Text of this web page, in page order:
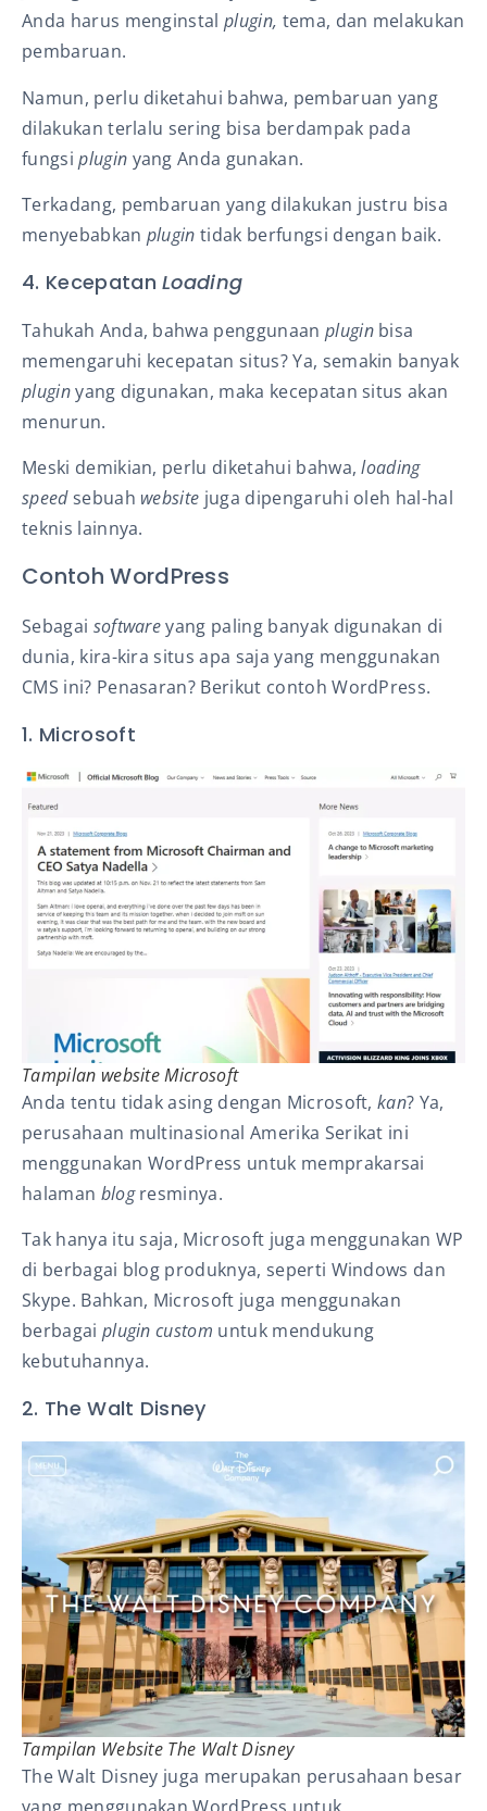
Anda harus menginstalplugin, tema, dan melakukan
pembaruan.
Namun, perlu diketahui bahwa, pembaruan yang
dilakukan terlalu sering bisa berdampak pada
fungsiplugin yang Anda gunakan.
Terkadang, pembaruan yang dilakukan justru bisa
menyebabkan plugintidak berfungsi dengan baik.
4. KecepatanLoading
Tahukah Anda, bahwa penggunaan plugin bisa
memengaruhi kecepatan situs? Ya, semakin banyak
pluginyang digunakan, maka kecepatan situs akan
menurun.
Meski demikian, perlu diketahui bahwa,loading
speedsebuah website juga dipengaruhi oleh hal-hal
teknis lainnya.
Contoh WordPress
Sebagai softwareyang paling banyak digunakan di
dunia, kira-kira situs apa saja yang menggunakan
CMS ini? Penasaran? Berikut contoh WordPress.
1. Microsoft
Tampilan websiteMicrosoft
Anda tentu tidak asing dengan Microsoft,kan? Ya,
perusahaan multinasional Amerika Serikat ini
menggunakan WordPress untuk memprakarsai
halaman blogresminya.
Tak hanya itu saja, Microsoft juga menggunakan WP
di berbagai blog produknya, seperti Windows dan
Skype. Bahkan, Microsoft juga menggunakan
berbagai plugin custom untuk mendukung
kebutuhannya.
2. The Walt Disney
Tampilan Website The Walt Disney
The Walt Disney juga merupakan perusahaan besar